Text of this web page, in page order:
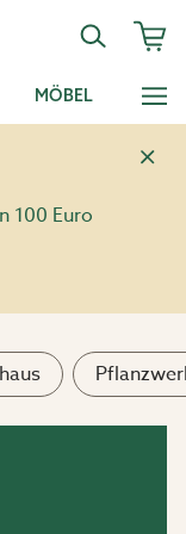
MÖBEL
100 Euro